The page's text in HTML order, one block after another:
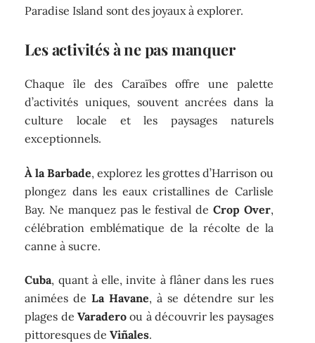
Paradise Island sont des joyaux à explorer.
Les activités à ne pas manquer
Chaque île des Caraïbes offre une palette
d’activités uniques, souvent ancrées dans la
culture locale et les paysages naturels
exceptionnels.
À la Barbade, explorez les grottes d’Harrison ou
plongez dans les eaux cristallines de Carlisle
Bay. Ne manquez pas le festival de Crop Over,
célébration emblématique de la récolte de la
canne à sucre.
Cuba, quant à elle, invite à flâner dans les rues
animées deLa Havane, à se détendre sur les
plages deVaradero ou à découvrir les paysages
pittoresques deViñales.